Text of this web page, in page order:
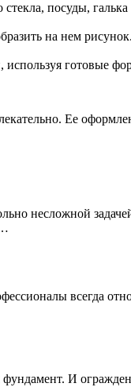
посуды,
на нем
готовые
Ее
несложной
всегда
фундамент. И